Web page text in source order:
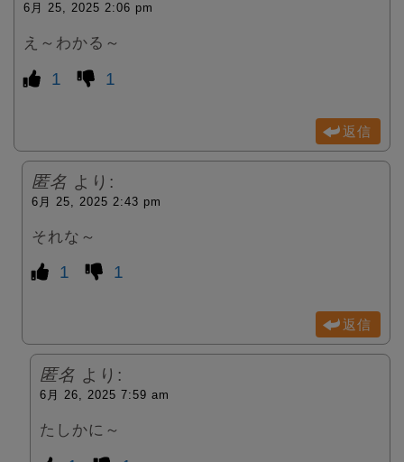
6月 25, 2025 2:06 pm
え～わかる～
1 1
返信
匿名 より:
6月 25, 2025 2:43 pm
それな～
1 1
返信
匿名 より:
6月 26, 2025 7:59 am
たしかに～